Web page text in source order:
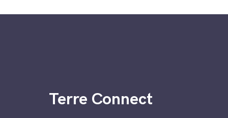
Terre Connect